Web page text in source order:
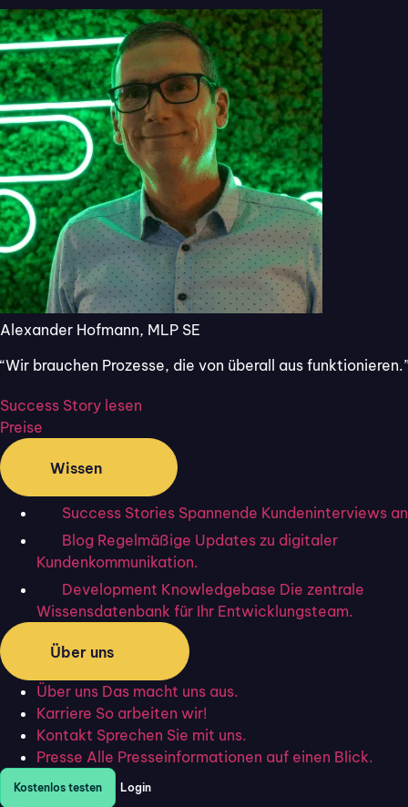
Alexander Hofmann, MLP SE
“Wir brauchen Prozesse, die von überall aus
Success Story lesen
Preise
Wissen
Success Stories Spannende Kundeninterviews
Blog Regelmäßige Updates zu digitaler
Kundenkommunikation.
Development Knowledgebase Die zentrale
Wissensdatenbank für Ihr Entwicklungsteam.
Über uns
Über uns Das macht uns aus.
Karriere So arbeiten wir!
Kontakt Sprechen Sie mit uns.
Presse Alle Presseinformationen auf einen Blick.
Kostenlos testen Login
30 Tage kostenlos
und unverbindlich
testen, ohne
automatische
Verlängerung und
ohne Angabe von
Kreditkartendaten.
Jetzt starten
Echte Servicequalität
verbessert Profitabilität und
Wettbewerbsfähigkeit
Ein Unternehmen mit hoher Servicequalität wird
Kundenerwartungen erfüllen oder gar übertreffen
während es wettbewerbsfähig bleibt. Empirische Studien
weisen darauf hin, dass verbesserte Servicequalität
Wettbewerbsfähigkeit sichern kann.
Verbesserungen der Servicequalität können erreicht
werden, indem operative Prozesse verbessert werden:
Probleme schnell und systematisch zu identifizieren,
zuverlässige und angemessene Servicemaßnahmen
einzuführen undKundenzufriedenheit zu messen
Mit digitalen personalisierten Formularen von